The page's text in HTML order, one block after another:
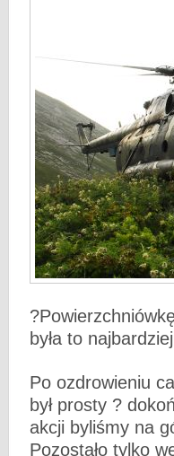
była to
Po ozdrowieniu
był prosty ?
akcji byliśmy na
Pozostało tylko